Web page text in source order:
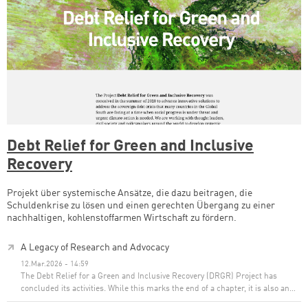
Debt Relief for Green and Inclusive
Recovery
Projekt über systemische Ansätze, die dazu beitragen, die
Schuldenkrise zu lösen und einen gerechten Übergang zu einer
nachhaltigen, kohlenstoffarmen Wirtschaft zu fördern.
A Legacy of Research and Advocacy
12.Mar.2026 - 14:59
The Debt Relief for a Green and Inclusive Recovery (DRGR) Project has
concluded its activities. While this marks the end of a chapter, it is also an…